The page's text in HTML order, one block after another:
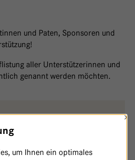
und Paten, Sponsoren und
aller Unterstützerinnen und
genannt werden möchten.
×
um Ihnen ein optimales